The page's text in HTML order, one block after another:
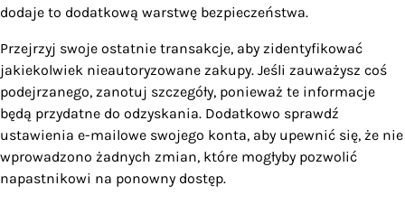
dodaje to dodatkową warstwę bezpieczeństwa.
Przejrzyj swoje ostatnie transakcje, aby zidentyfikować
jakiekolwiek nieautoryzowane zakupy. Jeśli zauważysz coś
podejrzanego, zanotuj szczegóły, ponieważ te informacje
będą przydatne do odzyskania. Dodatkowo sprawdź
ustawienia e-mailowe swojego konta, aby upewnić się, że nie
wprowadzono żadnych zmian, które mogłyby pozwolić
napastnikowi na ponowny dostęp.